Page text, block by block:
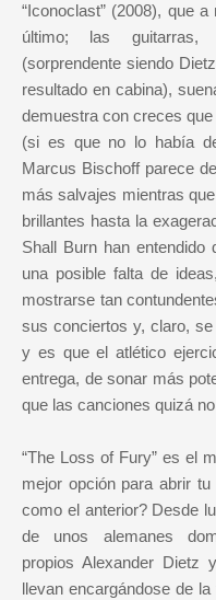
“Iconoclast” (2008), que
último; las guitarras,
(sorprendente siendo
resultado en cabina),
demuestra con creces
(si es que no lo había
Marcus Bischoff parece
más salvajes mientras
brillantes hasta la
Shall Burn han entendido
una posible falta de
mostrarse tan
sus conciertos y, claro,
y es que el atlético
entrega, de sonar más
que las canciones quizá
“The Loss of Fury” es el
mejor opción para abrir
como el anterior? Desde
de unos alemanes
propios Alexander Dietz
llevan encargándose de